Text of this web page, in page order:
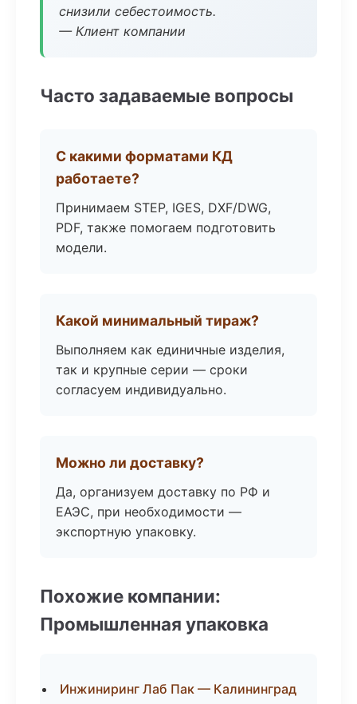
снизили себестоимость.
— Клиент компании
Часто задаваемые вопросы
С какими форматами КД
работаете?
Принимаем STEP, IGES, DXF/DWG,
PDF, также помогаем подготовить
модели.
Какой минимальный тираж?
Выполняем как единичные изделия,
так и крупные серии — сроки
согласуем индивидуально.
Можно ли доставку?
Да, организуем доставку по РФ и
ЕАЭС, при необходимости —
экспортную упаковку.
Похожие компании:
Промышленная упаковка
Инжиниринг Лаб Пак — Калининград